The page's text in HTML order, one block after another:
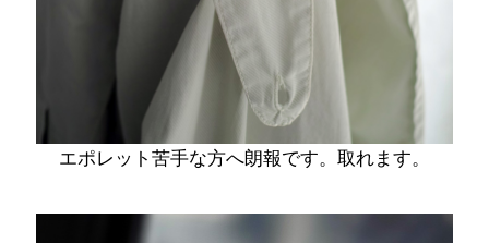
エポレット苦手な方へ朗報です。取れます。